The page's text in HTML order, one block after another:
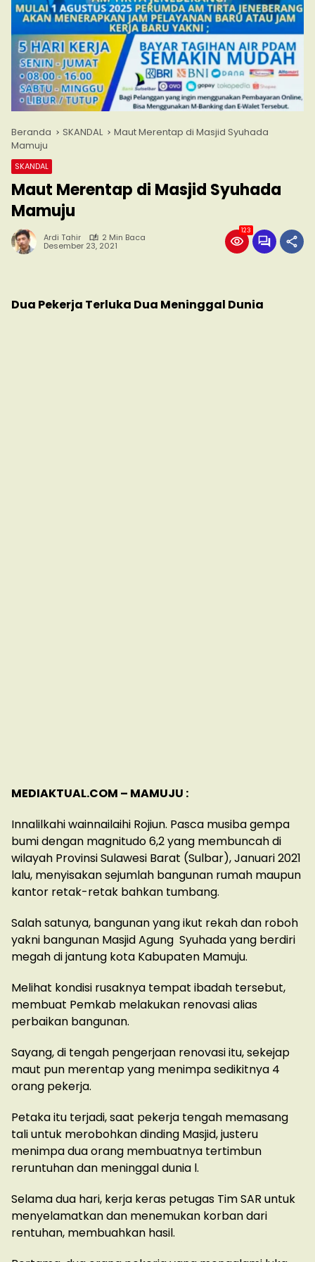
Beranda SKANDAL
Maut Merentap di Masjid Syuhada
Mamuju
SKANDAL
Maut Merentap di Masjid Syuhada
Mamuju
Ardi Tahir 2 Min Baca
Desember 23, 2021
123
Dua Pekerja Terluka Dua Meninggal Dunia
MEDIAKTUAL.COM – MAMUJU :
Innalilkahi wainnailaihi Rojiun. Pasca musiba gempa
bumi dengan magnitudo 6,2 yang membuncah di
wilayah Provinsi Sulawesi Barat (Sulbar), Januari 2021
lalu, menyisakan sejumlah bangunan rumah maupun
kantor retak-retak bahkan tumbang.
Salah satunya, bangunan yang ikut rekah dan roboh
yakni bangunan Masjid Agung Syuhada yang berdiri
megah di jantung kota Kabupaten Mamuju.
Melihat kondisi rusaknya tempat ibadah tersebut,
membuat Pemkab melakukan renovasi alias
perbaikan bangunan.
Sayang, di tengah pengerjaan renovasi itu, sekejap
maut pun merentap yang menimpa sedikitnya 4
orang pekerja.
Petaka itu terjadi, saat pekerja tengah memasang
tali untuk merobohkan dinding Masjid, justeru
menimpa dua orang membuatnya tertimbun
reruntuhan dan meninggal dunia l.
Selama dua hari, kerja keras petugas Tim SAR untuk
menyelamatkan dan menemukan korban dari
rentuhan, membuahkan hasil.